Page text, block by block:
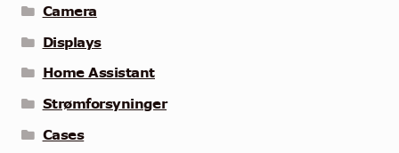
Camera
Displays
Home Assistant
Strømforsyninger
Cases